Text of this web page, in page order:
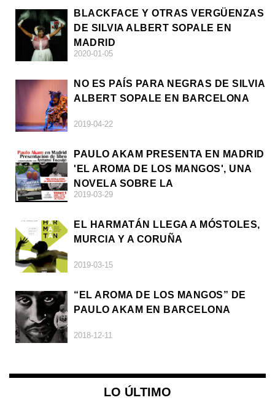
BLACKFACE Y OTRAS VERGÜENZAS
DE SILVIA ALBERT SOPALE EN
MADRID
2020-01-05
NO ES PAÍS PARA NEGRAS DE SILVIA
ALBERT SOPALE EN BARCELONA
2019-04-22
PAULO AKAM PRESENTA EN MADRID
'EL AROMA DE LOS MANGOS', UNA
NOVELA SOBRE LA
AFRODESCENDENCIA
2019-03-29
EL HARMATÁN LLEGA A MÓSTOLES,
MURCIA Y A CORUÑA
2019-03-15
“EL AROMA DE LOS MANGOS” DE
PAULO AKAM EN BARCELONA
2018-12-11
LO ÚLTIMO